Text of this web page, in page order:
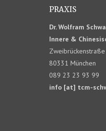
PRAXIS
Dr. Wolfram
Innere &
80331 München
089 23 23 93 99
info [at] tcm-